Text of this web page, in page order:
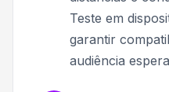
Teste em
garantir
audiência